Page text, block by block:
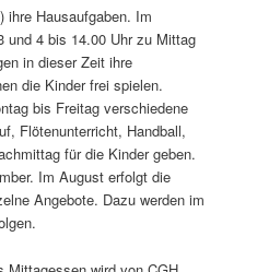
ihre Hausaufgaben. Im
4 bis 14.00 Uhr zu Mittag
in dieser Zeit ihre
die Kinder frei spielen.
bis Freitag verschiedene
Flötenunterricht, Handball,
für die Kinder geben.
Im August erfolgt die
Angebote. Dazu werden im